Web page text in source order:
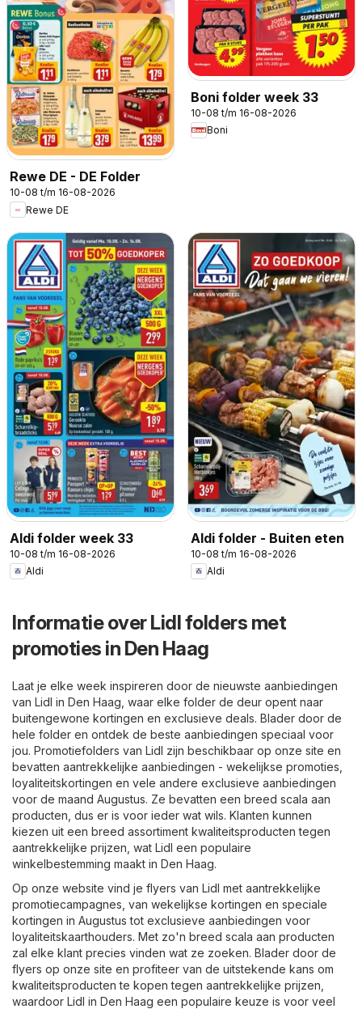
Rewe DE - DE Folder
10-08 t/m 16-08-2026
Rewe DE
Boni folder week 33
10-08 t/m 16-08-2026
Boni
Aldi folder week 33
10-08 t/m 16-08-2026
Aldi
Aldi folder - Buiten eten
10-08 t/m 16-08-2026
Aldi
Informatie over Lidl folders met
promoties in Den Haag
Laat je elke week inspireren door de nieuwste aanbiedingen
van Lidl in Den Haag, waar elke folder de deur opent naar
buitengewone kortingen en exclusieve deals. Blader door de
hele folder en ontdek de beste aanbiedingen speciaal voor
jou. Promotiefolders van Lidl zijn beschikbaar op onze site en
bevatten aantrekkelijke aanbiedingen - wekelijkse promoties,
loyaliteitskortingen en vele andere exclusieve aanbiedingen
voor de maand Augustus. Ze bevatten een breed scala aan
producten, dus er is voor ieder wat wils. Klanten kunnen
kiezen uit een breed assortiment kwaliteitsproducten tegen
aantrekkelijke prijzen, wat Lidl een populaire
winkelbestemming maakt in Den Haag.
Op onze website vind je flyers van Lidl met aantrekkelijke
promotiecampagnes, van wekelijkse kortingen en speciale
kortingen in Augustus tot exclusieve aanbiedingen voor
loyaliteitskaarthouders. Met zo'n breed scala aan producten
zal elke klant precies vinden wat ze zoeken. Blader door de
flyers op onze site en profiteer van de uitstekende kans om
kwaliteitsproducten te kopen tegen aantrekkelijke prijzen,
waardoor Lidl in Den Haag een populaire keuze is voor veel